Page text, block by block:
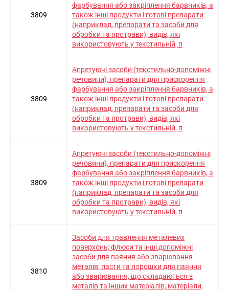
3809
фарбування або закріплення барвників, а
також інші продукти і готові препарати
(наприклад, препарати та засоби для
обробки та протрави), видів, які
використовують у текстильній, п
3809
Апретуючі засоби (текстильно-допоміжні
речовини), препарати для прискорення
фарбування або закріплення барвників, а
також інші продукти і готові препарати
(наприклад, препарати та засоби для
обробки та протрави), видів, які
використовують у текстильній, п
3809
Апретуючі засоби (текстильно-допоміжні
речовини), препарати для прискорення
фарбування або закріплення барвників, а
також інші продукти і готові препарати
(наприклад, препарати та засоби для
обробки та протрави), видів, які
використовують у текстильній, п
3810
Засоби для травлення металевих
поверхонь; флюси та інші допоміжні
засоби для паяння або зварювання
металів; пасти та порошки для паяння
або зварювання, що складаються з
металів та інших матеріалів; матеріали,